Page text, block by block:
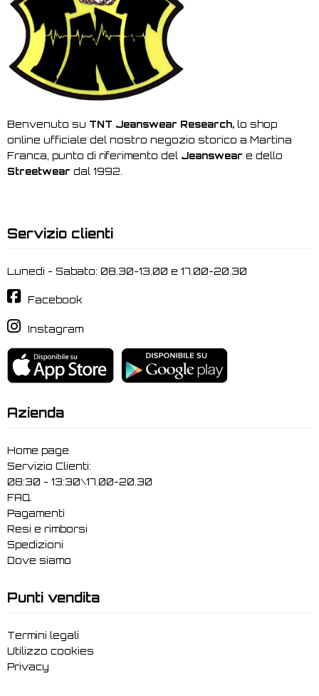
Benvenuto su TNT Jeanswear Research, lo shop
online ufficiale del nostro negozio storico a Martina
Franca, punto di riferimento del Jeanswear e dello
Streetwear dal 1992.
Servizio clienti
Lunedi - Sabato: 08.30-13.00 e 17.00-20.30
Facebook
Instagram
Azienda
Home page
Servizio Clienti:
08:30 - 13:30\17.00-20.30
FAQ
Pagamenti
Resi e rimborsi
Spedizioni
Dove siamo
Punti vendita
Termini legali
Utilizzo cookies
Privacy